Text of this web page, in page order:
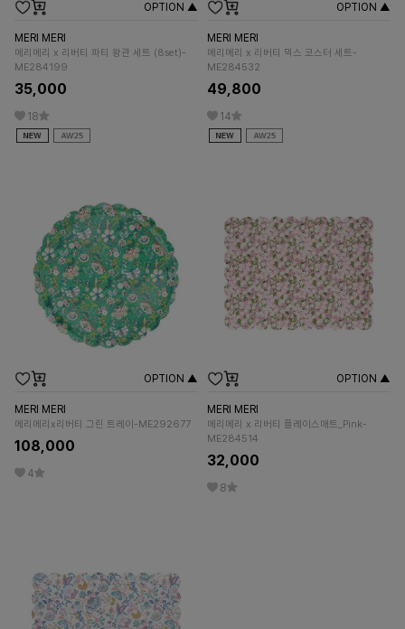
OPTION ▲
MERI MERI
메리메리 x 리버티 파티 왕관 세트 (8set)-
ME284199
35,000
18
OPTION ▲
MERI MERI
메리메리 x 리버티 믹스 코스터 세트-
ME284532
49,800
14
OPTION ▲
MERI MERI
메리메리x리버티 그린 트레이-ME292677
108,000
4
OPTION ▲
MERI MERI
메리메리 x 리버티 플레이스매트_Pink-
ME284514
32,000
8